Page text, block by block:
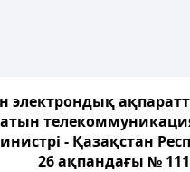
- Қазақстан
26 ақпандағы №